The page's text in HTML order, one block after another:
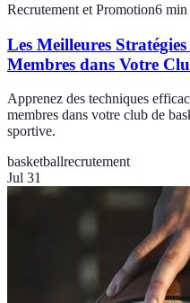
Recrutement et Promotion6 min
Les Meilleures
Membres dans Votre
Apprenez des techniques
membres dans votre club de
sportive.
basketballrecrutement
Jul 31